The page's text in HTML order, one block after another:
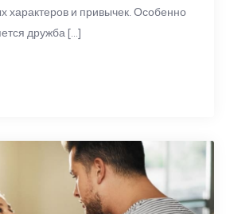
характеров и привычек. Особенно
дружба […]